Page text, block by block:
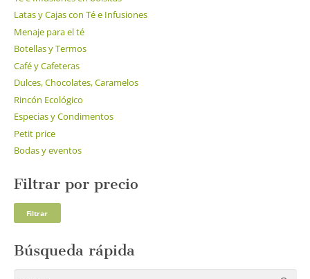
Latas y Cajas con Té e Infusiones
Menaje para el té
Botellas y Termos
Café y Cafeteras
Dulces, Chocolates, Caramelos
Rincón Ecológico
Especias y Condimentos
Petit price
Bodas y eventos
Filtrar por precio
Filtrar
Búsqueda rápida
Buscar: